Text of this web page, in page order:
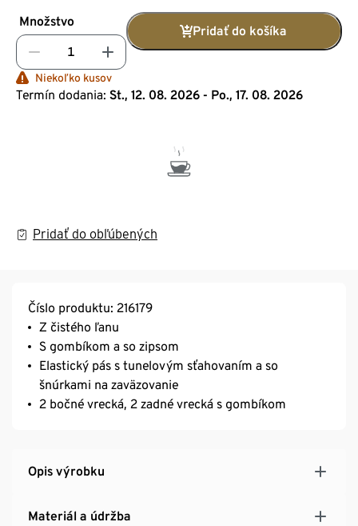
Množstvo
Pridať do košíka
Niekoľko kusov
Termín dodania: St., 12. 08. 2026 - Po., 17. 08. 2026
Pridať do obľúbených
Číslo produktu: 216179
Z čistého ľanu
S gombíkom a so zipsom
Elastický pás s tunelovým sťahovaním a so
šnúrkami na zaväzovanie
2 bočné vrecká, 2 zadné vrecká s gombíkom
Opis výrobku
Materiál a údržba